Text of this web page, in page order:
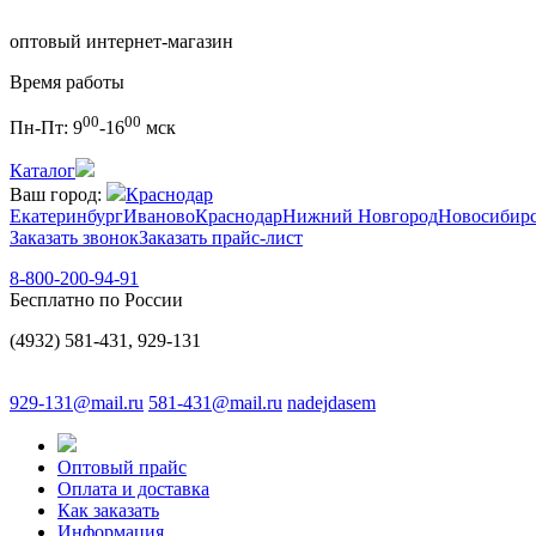
оптовый интернет-магазин
Время работы
Пн-Пт: 900-1600 мск
Каталог
Ваш город:
Краснодар
ЕкатеринбургИвановоКраснодарНижний Новгород
Заказать звонокЗаказать прайс-лист
8-800-200-94-91
Бесплатно по России
(4932) 581-431, 929-131
929-131@mail.ru 581-431@mail.ru nadejdasem
Оптовый прайс
Оплата и доставка
Как заказать